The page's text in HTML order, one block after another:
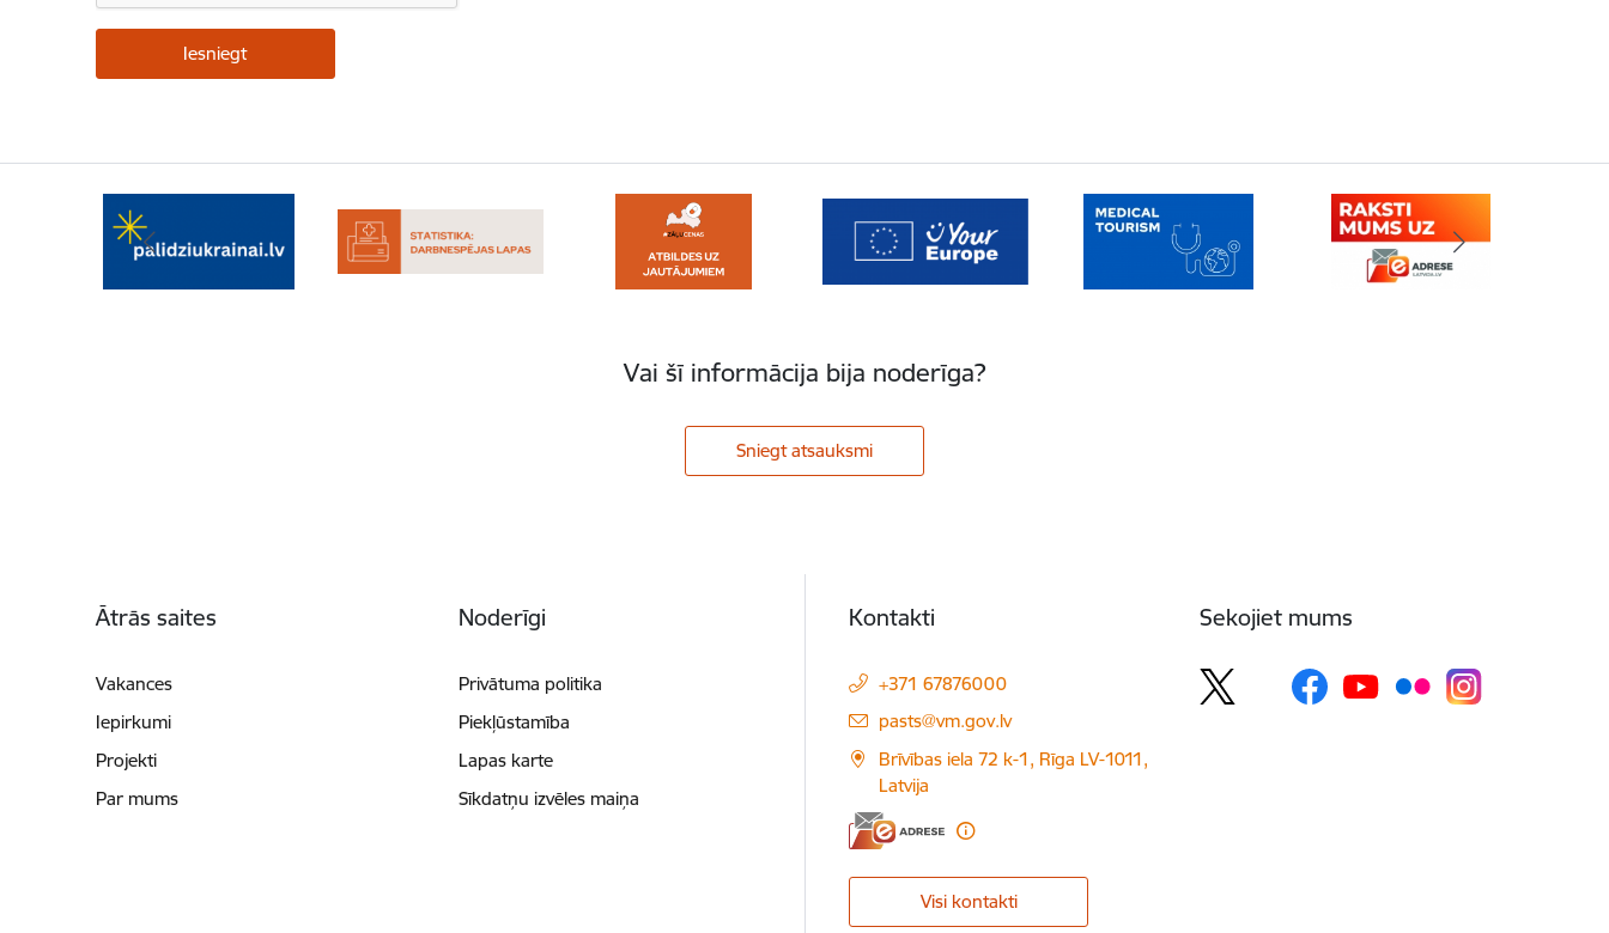
Vai šī informācija bija noderīga?
Sniegt atsauksmi
Ātrās saites
Vakances
Iepirkumi
Projekti
Par mums
Noderīgi
Privātuma politika
Piekļūstamība
Lapas karte
Sīkdatņu izvēles maiņa
Kontakti
+371 67876000
E-pasts:
pasts@vm.gov.lv
Brīvības iela 72 k-1, Rīga LV-1011,
Latvija
Visi kontakti
Sekojiet mums